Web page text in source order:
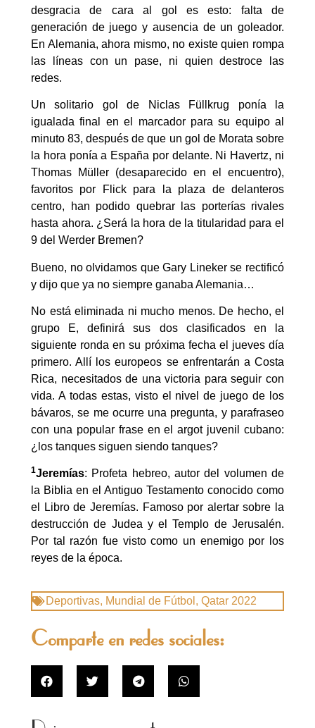
desgracia de cara al gol es esto: falta de
generación de juego y ausencia de un goleador.
En Alemania, ahora mismo, no existe quien rompa
las líneas con un pase, ni quien destroce las
redes.
Un solitario gol de Niclas Füllkrug ponía la
igualada final en el marcador para su equipo al
minuto 83, después de que un gol de Morata sobre
la hora ponía a España por delante. Ni Havertz, ni
Thomas Müller (desaparecido en el encuentro),
favoritos por Flick para la plaza de delanteros
centro, han podido quebrar las porterías rivales
hasta ahora. ¿Será la hora de la titularidad para el
9 del Werder Bremen?
Bueno, no olvidamos que Gary Lineker se rectificó
y dijo que ya no siempre ganaba Alemania…
No está eliminada ni mucho menos. De hecho, el
grupo E, definirá sus dos clasificados en la
siguiente ronda en su próxima fecha el jueves día
primero. Allí los europeos se enfrentarán a Costa
Rica, necesitados de una victoria para seguir con
vida. A todas estas, visto el nivel de juego de los
bávaros, se me ocurre una pregunta, y parafraseo
con una popular frase en el argot juvenil cubano:
¿los tanques siguen siendo tanques?
1Jeremías: Profeta hebreo, autor del volumen de
la Biblia en el Antiguo Testamento conocido como
el Libro de Jeremías. Famoso por alertar sobre la
destrucción de Judea y el Templo de Jerusalén.
Por tal razón fue visto como un enemigo por los
reyes de la época.
Deportivas, Mundial de Fútbol , Qatar 2022
Comparte en redes sociales: